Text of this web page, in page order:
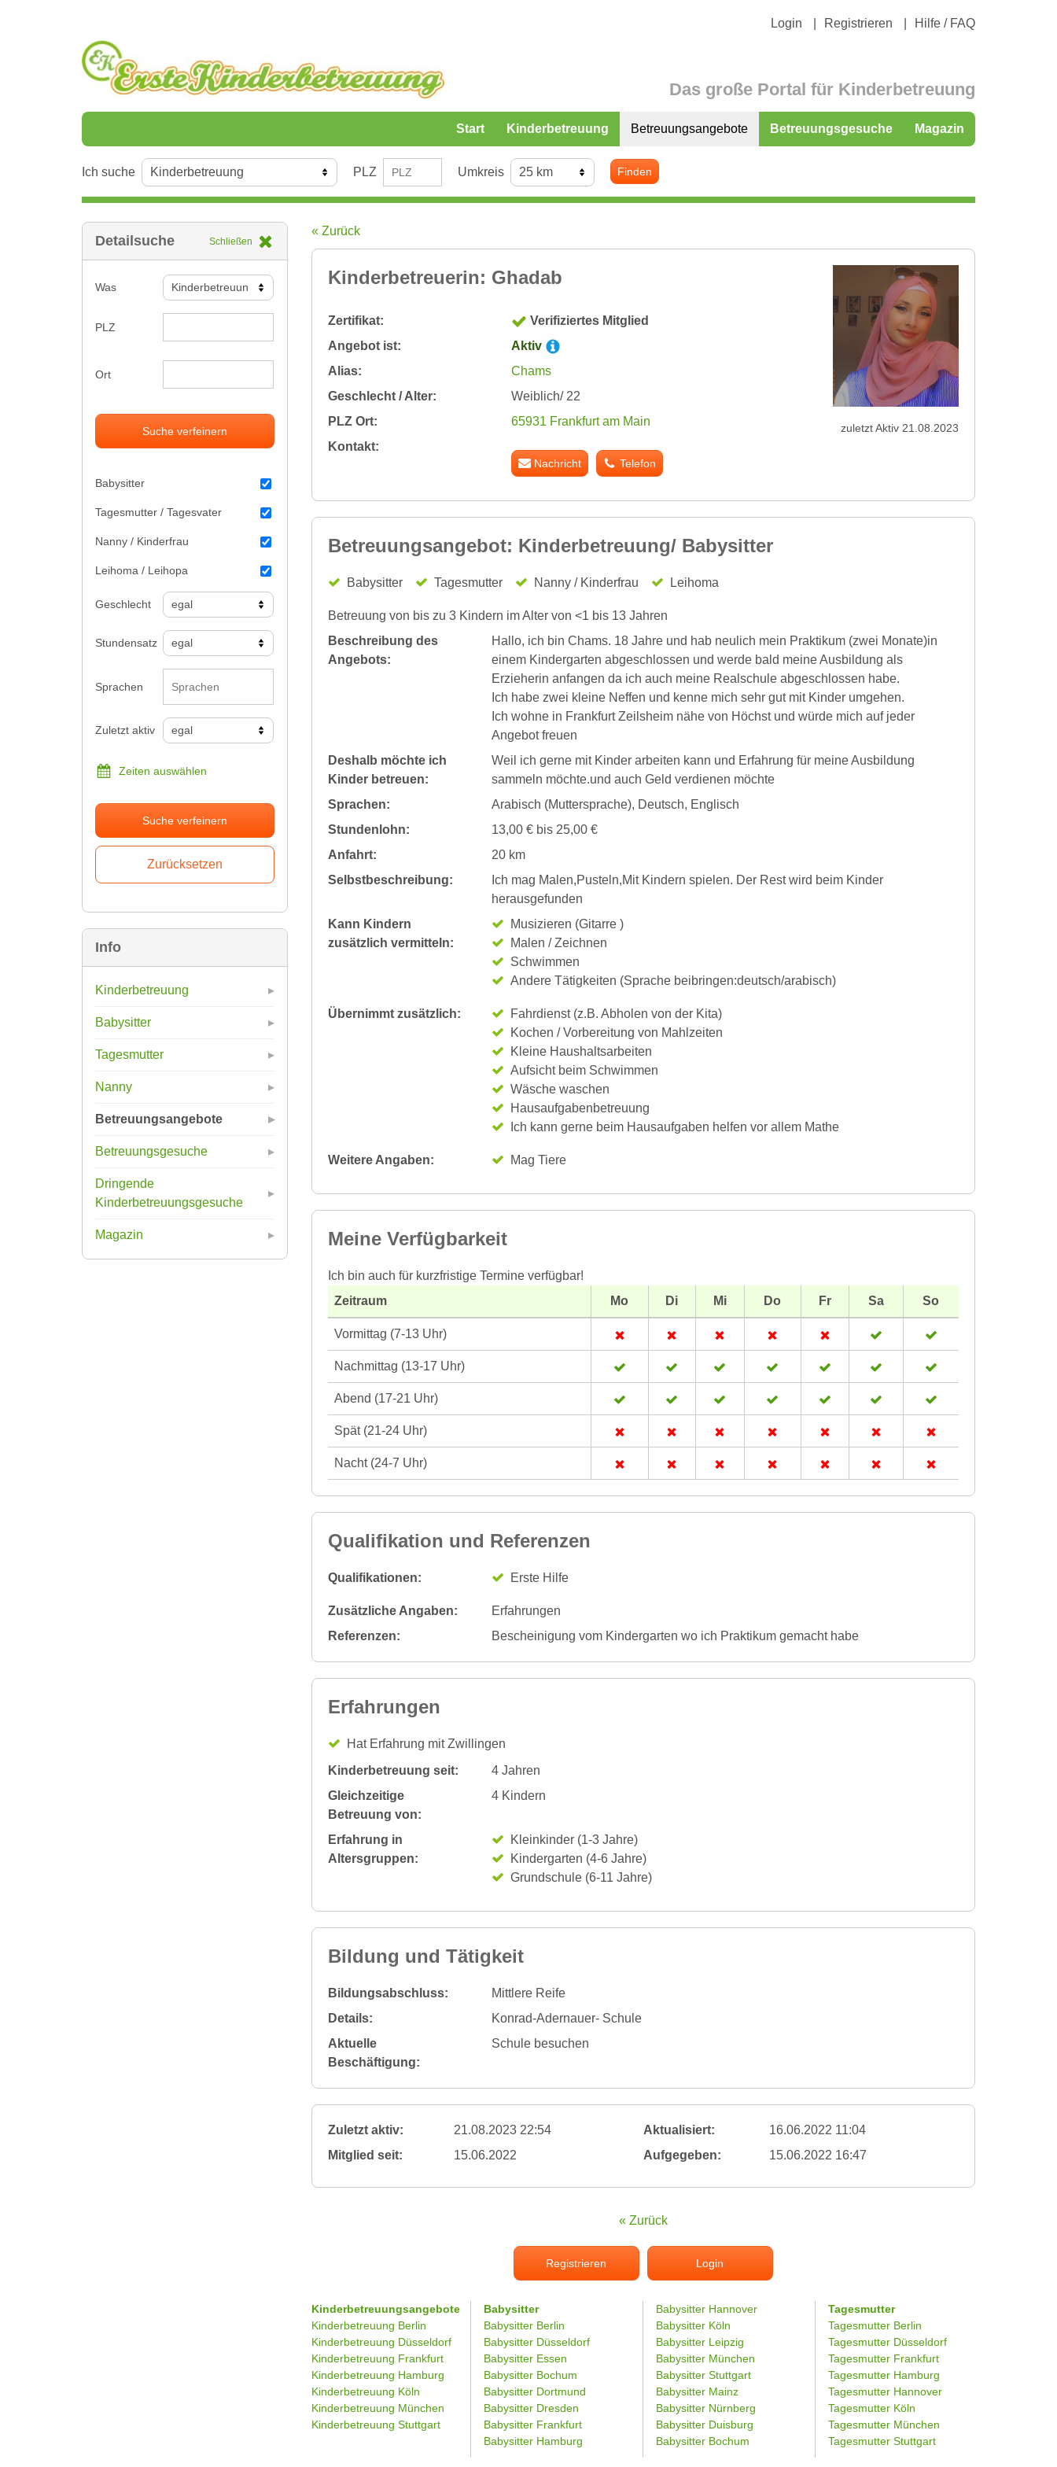
Login Registrieren Hilfe / FAQ
Das große Portal für Kinderbetreuung
Start Kinderbetreuung Betreuungsangebote Betreuungsgesuche Magazin
Ich suche PLZ Umkreis Finden
Detailsuche Schließen
Was
PLZ
Ort
Suche verfeinern
Babysitter
Tagesmutter / Tagesvater
Nanny / Kinderfrau
Leihoma / Leihopa
Geschlecht
Stundensatz
Sprachen
Zuletzt aktiv
Zeiten auswählen
Suche verfeinern
Info
Kinderbetreuung
Babysitter
Tagesmutter
Nanny
Betreuungsangebote
Betreuungsgesuche
Dringende
Kinderbetreuungsgesuche
Magazin
« Zurück
Kinderbetreuerin: Ghadab
Zertifikat:
Verifiziertes Mitglied
Angebot ist:
Aktiv
Alias:
Chams
Geschlecht / Alter:
Weiblich/ 22
PLZ Ort:
65931 Frankfurt am Main
Kontakt:
Nachricht Telefon
zuletzt Aktiv 21.08.2023
Betreuungsangebot: Kinderbetreuung/ Babysitter
Babysitter Tagesmutter Nanny / Kinderfrau Leihoma
Betreuung von bis zu 3 Kindern im Alter von <1 bis 13 Jahren
Beschreibung des
Angebots:
Hallo, ich bin Chams. 18 Jahre und hab neulich mein Praktikum (zwei Monate)in
einem Kindergarten abgeschlossen und werde bald meine Ausbildung als
Erzieherin anfangen da ich auch meine Realschule abgeschlossen habe.
Ich habe zwei kleine Neffen und kenne mich sehr gut mit Kinder umgehen.
Ich wohne in Frankfurt Zeilsheim nähe von Höchst und würde mich auf jeder
Angebot freuen
Deshalb möchte ich
Kinder betreuen:
Weil ich gerne mit Kinder arbeiten kann und Erfahrung für meine Ausbildung
sammeln möchte.und auch Geld verdienen möchte
Sprachen:
Arabisch (Muttersprache), Deutsch, Englisch
Stundenlohn:
13,00 € bis 25,00 €
Anfahrt:
20 km
Selbstbeschreibung:
Ich mag Malen,Pusteln,Mit Kindern spielen. Der Rest wird beim Kinder
herausgefunden
Kann Kindern
zusätzlich vermitteln:
Musizieren (Gitarre )
Malen / Zeichnen
Schwimmen
Andere Tätigkeiten (Sprache beibringen:deutsch/arabisch)
Übernimmt zusätzlich:
Fahrdienst (z.B. Abholen von der Kita)
Kochen / Vorbereitung von Mahlzeiten
Kleine Haushaltsarbeiten
Aufsicht beim Schwimmen
Wäsche waschen
Hausaufgabenbetreuung
Ich kann gerne beim Hausaufgaben helfen vor allem Mathe
Weitere Angaben: Mag Tiere
Meine Verfügbarkeit
Ich bin auch für kurzfristige Termine verfügbar!
Zeitraum
Mo Di Mi Do Fr Sa So
Vormittag (7-13 Uhr)
Nachmittag (13-17 Uhr)
Abend (17-21 Uhr)
Spät (21-24 Uhr)
Nacht (24-7 Uhr)
Qualifikation und Referenzen
Qualifikationen: Erste Hilfe
Zusätzliche Angaben:
Erfahrungen
Referenzen:
Bescheinigung vom Kindergarten wo ich Praktikum gemacht habe
Erfahrungen
Hat Erfahrung mit Zwillingen
Kinderbetreuung seit:
4 Jahren
Gleichzeitige
Betreuung von:
4 Kindern
Erfahrung in
Altersgruppen:
Kleinkinder (1-3 Jahre)
Kindergarten (4-6 Jahre)
Grundschule (6-11 Jahre)
Bildung und Tätigkeit
Bildungsabschluss:
Mittlere Reife
Details:
Konrad-Adernauer- Schule
Aktuelle
Beschäftigung:
Schule besuchen
Zuletzt aktiv: 21.08.2023 22:54 Aktualisiert:
16.06.2022 11:04
Mitglied seit:
15.06.2022 Aufgegeben: 15.06.2022 16:47
« Zurück
Registrieren Login
Kinderbetreuungsangebote
Kinderbetreuung Berlin
Kinderbetreuung Düsseldorf
Kinderbetreuung Frankfurt
Kinderbetreuung Hamburg
Kinderbetreuung Köln
Kinderbetreuung München
Kinderbetreuung Stuttgart
Babysitter
Babysitter Berlin
Babysitter Düsseldorf
Babysitter Essen
Babysitter Bochum
Babysitter Dortmund
Babysitter Dresden
Babysitter Frankfurt
Babysitter Hamburg
Babysitter Hannover
Babysitter Köln
Babysitter Leipzig
Babysitter München
Babysitter Stuttgart
Babysitter Mainz
Babysitter Nürnberg
Babysitter Duisburg
Babysitter Bochum
Tagesmutter
Tagesmutter Berlin
Tagesmutter Düsseldorf
Tagesmutter Frankfurt
Tagesmutter Hamburg
Tagesmutter Hannover
Tagesmutter Köln
Tagesmutter München
Tagesmutter Stuttgart